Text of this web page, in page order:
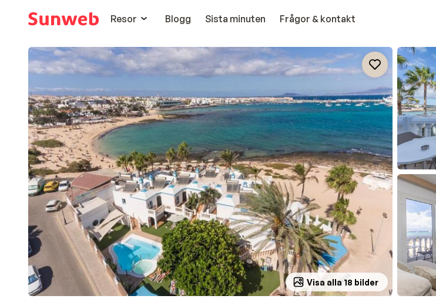
Resor
Blogg Sista minuten Frågor & kontakt
Visa alla 18 bilder